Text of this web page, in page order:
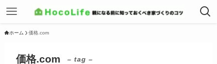
ホーム 価格.com
価格.com – tag –